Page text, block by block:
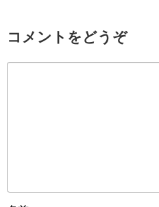
コメントをどうぞ